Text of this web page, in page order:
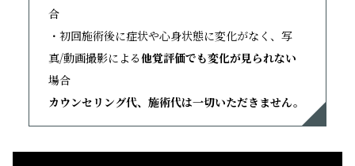
合
・初回施術後に症状や心身状態に変化がなく、写
真/動画撮影による他覚評価でも変化が見られない
場合
カウンセリング代、施術代は一切いただきません。